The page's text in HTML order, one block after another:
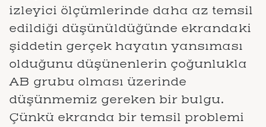
izleyici ölçümlerinde daha az temsil
edildiği düşünüldüğünde ekrandaki
şiddetin gerçek hayatın yansıması
olduğunu düşünenlerin çoğunlukla
AB grubu olması üzerinde
düşünmemiz gereken bir bulgu.
Çünkü ekranda bir temsil problemi